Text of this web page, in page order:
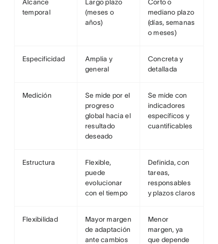
Alcance
temporal
Largo plazo
(meses o
años)
Corto o
mediano plazo
(días, semanas
o meses)
Especificidad
Amplia y
general
Concreta y
detallada
Medición
Se mide por el
progreso
global hacia el
resultado
deseado
Se mide con
indicadores
específicos y
cuantificables
Estructura
Flexible,
puede
evolucionar
con el tiempo
Definida, con
tareas,
responsables
y plazos claros
Flexibilidad
Mayor margen
de adaptación
ante cambios
Menor
margen, ya
que depende